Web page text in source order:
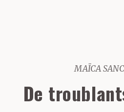
MAÏCA
De